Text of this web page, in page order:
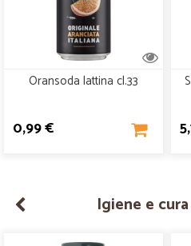
Oransoda lattina cl.33
0,99 €
Igiene e